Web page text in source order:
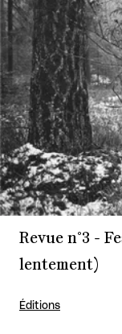
Revue n°3 -
lentement)
Éditions